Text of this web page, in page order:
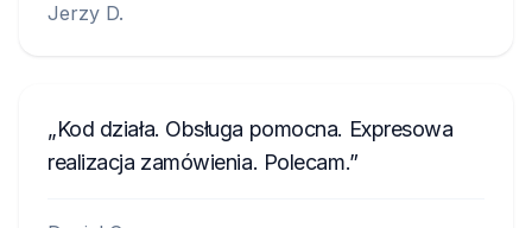
Jerzy D.
Kod działa. Obsługa pomocna. Expresowa
realizacja zamówienia. Polecam.